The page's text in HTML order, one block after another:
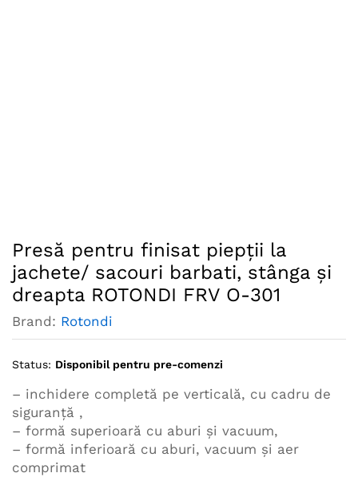
Presă pentru finisat piepţii la
jachete/ sacouri barbati, stânga şi
dreapta ROTONDI FRV O-301
Brand: Rotondi
Status: Disponibil pentru pre-comenzi
– inchidere completă pe verticală, cu cadru de
siguranţă ,
– formă superioară cu aburi şi vacuum,
– formă inferioară cu aburi, vacuum şi aer
comprimat